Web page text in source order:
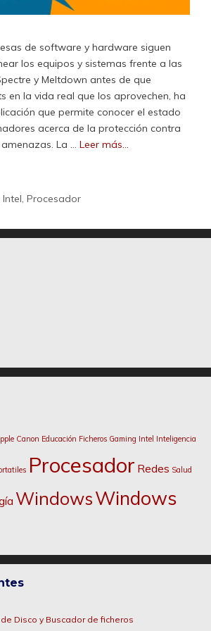
de software y hardware siguen
los equipos y sistemas frente a las
y Meltdown antes de que
en la vida real que los aprovechen, ha
que permite conocer el estado
acerca de la protección contra
La … Leer más…
Intel,Procesador
Canon Educación Ficheros Gaming Intel Inteligencia
Procesador Redes Salud
WindowsWindows
Disco y Buscador de ficheros